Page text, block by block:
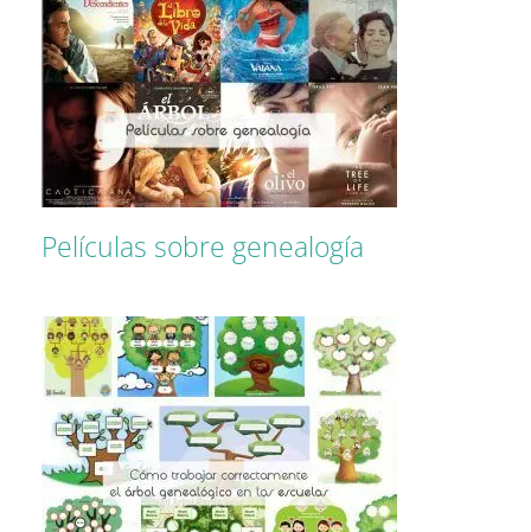
Películas sobre genealogía